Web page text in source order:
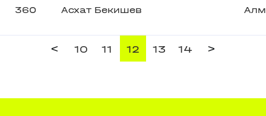
360 Асхат Бекишев
< 10 11 12 13 14 >